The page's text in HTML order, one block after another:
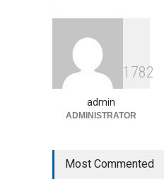
1782
admin
ADMINISTRATOR
Most Commented